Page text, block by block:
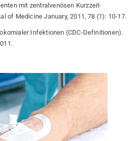
mit zentralvenösen Kurzzeit-
of Medicine January, 2011, 78 (1): 10-17.
Infektionen (CDC-Definitionen).